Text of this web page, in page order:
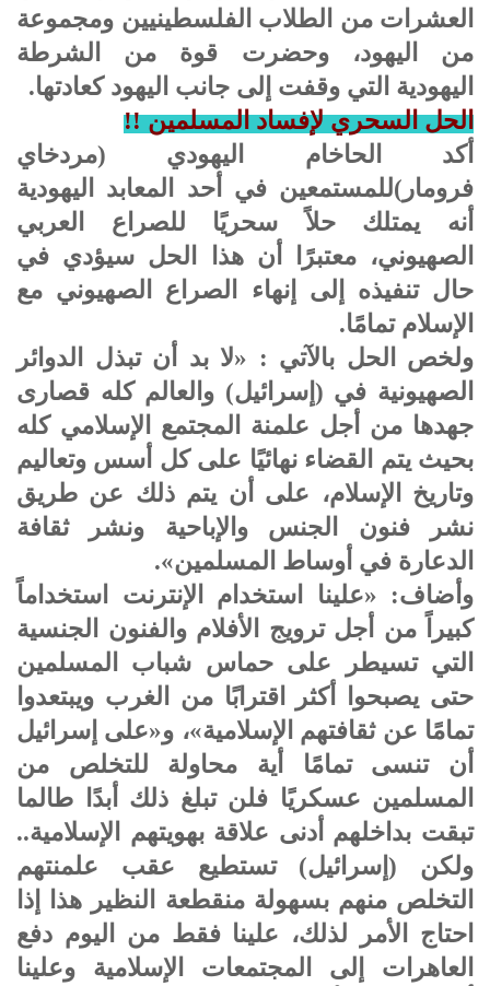
العشرات من الطلاب الفلسطينيين ومجموعة
من اليهود، وحضرت قوة من الشرطة
اليهودية التي وقفت إلى جانب اليهود كعادتها.
الحل السحري لإفساد المسلمين !!
أكد الحاخام اليهودي (مردخاي
فرومار)للمستمعين في أحد المعابد اليهودية
أنه يمتلك حلاً سحريًا للصراع العربي
الصهيوني، معتبرًا أن هذا الحل سيؤدي في
حال تنفيذه إلى إنهاء الصراع الصهيوني مع
الإسلام تمامًا.
ولخص الحل بالآتي : «لا بد أن تبذل الدوائر
الصهيونية في (إسرائيل) والعالم كله قصارى
جهدها من أجل علمنة المجتمع الإسلامي كله
بحيث يتم القضاء نهائيًا على كل أسس وتعاليم
وتاريخ الإسلام، على أن يتم ذلك عن طريق
نشر فنون الجنس والإباحية ونشر ثقافة
الدعارة في أوساط المسلمين».
وأضاف: «علينا استخدام الإنترنت استخداماً
كبيراً من أجل ترويج الأفلام والفنون الجنسية
التي تسيطر على حماس شباب المسلمين
حتى يصبحوا أكثر اقترابًا من الغرب ويبتعدوا
تمامًا عن ثقافتهم الإسلامية»، و«على إسرائيل
أن تنسى تمامًا أية محاولة للتخلص من
المسلمين عسكريًا فلن تبلغ ذلك أبدًا طالما
تبقت بداخلهم أدنى علاقة بهويتهم الإسلامية..
ولكن (إسرائيل) تستطيع عقب علمنتهم
التخلص منهم بسهولة منقطعة النظير هذا إذا
احتاج الأمر لذلك، علينا فقط من اليوم دفع
العاهرات إلى المجتمعات الإسلامية وعلينا